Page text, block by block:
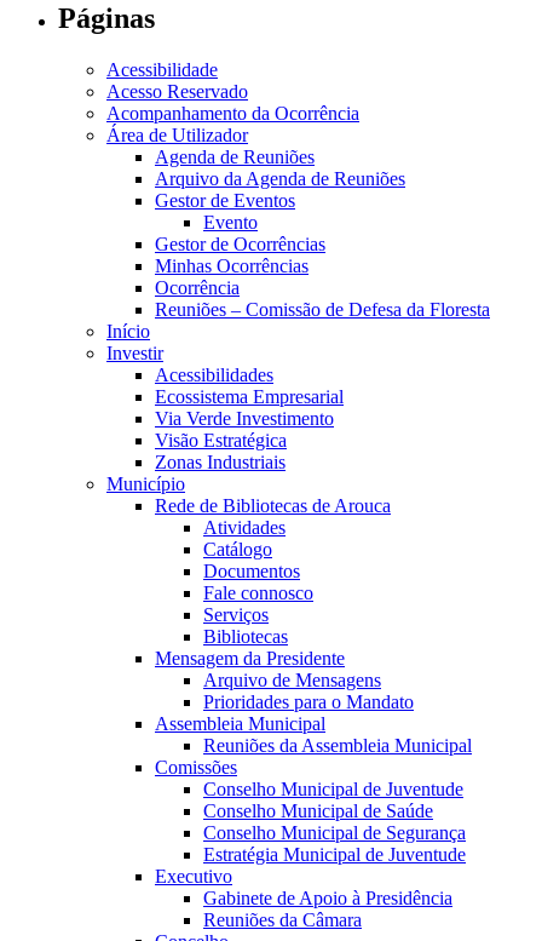
Páginas
Acessibilidade
Acesso Reservado
Acompanhamento da Ocorrência
Área de Utilizador
Agenda de Reuniões
Arquivo da Agenda de Reuniões
Gestor de Eventos
Evento
Gestor de Ocorrências
Minhas Ocorrências
Ocorrência
Reuniões – Comissão de Defesa da Floresta
Início
Investir
Acessibilidades
Ecossistema Empresarial
Via Verde Investimento
Visão Estratégica
Zonas Industriais
Município
Rede de Bibliotecas de Arouca
Atividades
Catálogo
Documentos
Fale connosco
Serviços
Bibliotecas
Mensagem da Presidente
Arquivo de Mensagens
Prioridades para o Mandato
Assembleia Municipal
Reuniões da Assembleia Municipal
Comissões
Conselho Municipal de Juventude
Conselho Municipal de Saúde
Conselho Municipal de Segurança
Estratégia Municipal de Juventude
Executivo
Gabinete de Apoio à Presidência
Reuniões da Câmara